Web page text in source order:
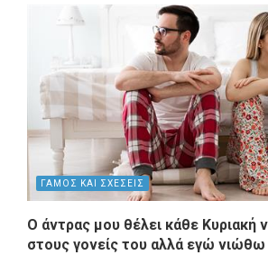
ΓΑΜΟΣ ΚΑΙ ΣΧΕΣΕΙΣ
Ο άντρας μου θέλει κάθε Κυριακή
στους γονείς του αλλά εγώ νιώθω